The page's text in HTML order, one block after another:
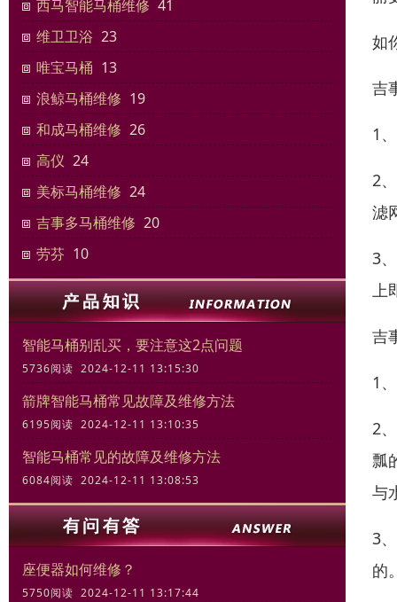
西马智能马桶维修 41
维卫卫浴 23
唯宝马桶 13
浪鲸马桶维修 19
和成马桶维修 26
高仪 24
美标马桶维修 24
吉事多马桶维修 20
劳芬 10
智能马桶别乱买，要注意这2点问题
5736阅读 2024-12-11 13:15:30
箭牌智能马桶常见故障及维修方法
6195阅读 2024-12-11 13:10:35
智能马桶常见的故障及维修方法
6084阅读 2024-12-11 13:08:53
座便器如何维修？
5750阅读 2024-12-11 13:17:44
如
吉
1
2
滤
3
上
吉
1
2
瓢
与
3
的